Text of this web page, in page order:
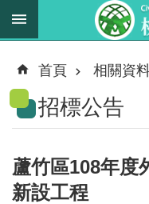
跳到主要內容區塊
新
消
息
務
職
掌
首頁 相關資
招標公告
蘆竹區108年度
新設工程